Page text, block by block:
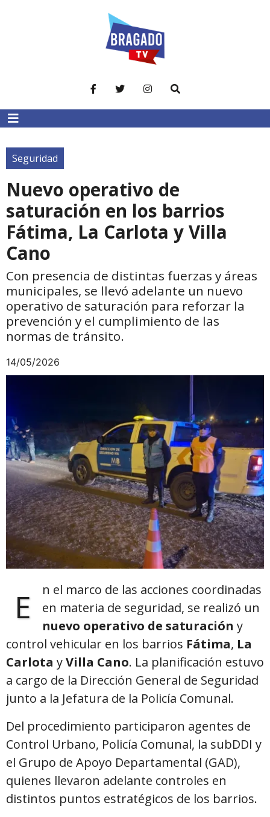
Seguridad
Nuevo operativo de
saturación en los barrios
Fátima, La Carlota y Villa
Cano
Con presencia de distintas fuerzas y áreas
municipales, se llevó adelante un nuevo
operativo de saturación para reforzar la
prevención y el cumplimiento de las
normas de tránsito.
14/05/2026
E
n el marco de las acciones coordinadas
en materia de seguridad, se realizó un
nuevo operativo de saturación y
control vehicular en los barrios Fátima, La
Carlota yVilla Cano. La planificación estuvo
a cargo de la Dirección General de Seguridad
junto a la Jefatura de la Policía Comunal.
Del procedimiento participaron agentes de
Control Urbano, Policía Comunal, la subDDI y
el Grupo de Apoyo Departamental (GAD),
quienes llevaron adelante controles en
distintos puntos estratégicos de los barrios.